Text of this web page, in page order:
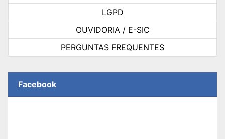
LGPD
OUVIDORIA / E-SIC
PERGUNTAS FREQUENTES
Facebook